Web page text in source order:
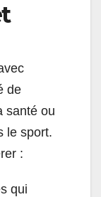
de
santé ou
le sport.
:
qui